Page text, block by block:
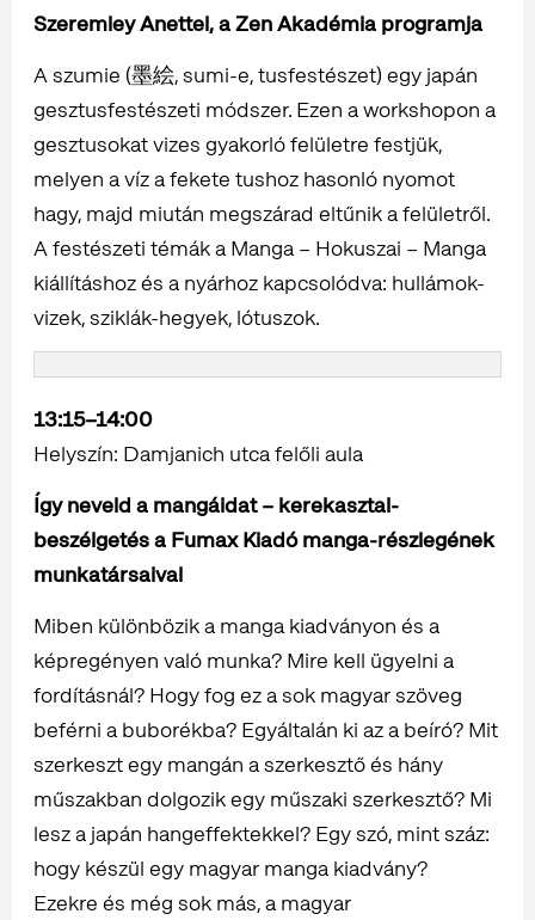
Szeremley Anettel, a Zen Akadémia programja
A szumie (墨絵, sumi-e, tusfestészet) egy japán
gesztusfestészeti módszer. Ezen a workshopon a
gesztusokat vizes gyakorló felületre festjük,
melyen a víz a fekete tushoz hasonló nyomot
hagy, majd miután megszárad eltűnik a felületről.
A festészeti témák a Manga – Hokuszai – Manga
kiállításhoz és a nyárhoz kapcsolódva: hullámok-
vizek, sziklák-hegyek, lótuszok.
13:15–14:00
Helyszín: Damjanich utca felőli aula
Így neveld a mangáidat – kerekasztal-
beszélgetés a Fumax Kiadó manga-részlegének
munkatársaival
Miben különbözik a manga kiadványon és a
képregényen való munka? Mire kell ügyelni a
fordításnál? Hogy fog ez a sok magyar szöveg
beférni a buborékba? Egyáltalán ki az a beíró? Mit
szerkeszt egy mangán a szerkesztő és hány
műszakban dolgozik egy műszaki szerkesztő? Mi
lesz a japán hangeffektekkel? Egy szó, mint száz:
hogy készül egy magyar manga kiadvány?
Ezekre és még sok más, a magyar